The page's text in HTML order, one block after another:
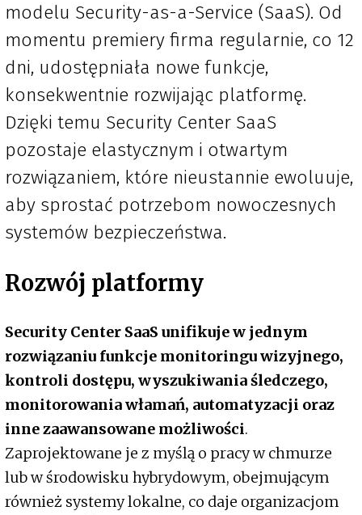
modelu Security-as-a-Service (SaaS). Od
momentu premiery firma regularnie, co 12
dni, udostępniała nowe funkcje,
konsekwentnie rozwijając platformę.
Dzięki temu Security Center SaaS
pozostaje elastycznym i otwartym
rozwiązaniem, które nieustannie ewoluuje,
aby sprostać potrzebom nowoczesnych
systemów bezpieczeństwa.
Rozwój platformy
Security Center SaaS unifikuje w jednym
rozwiązaniu funkcje monitoringu wizyjnego,
kontroli dostępu, wyszukiwania śledczego,
monitorowania włamań, automatyzacji oraz
inne zaawansowane możliwości.
Zaprojektowane je z myślą o pracy w chmurze
lub w środowisku hybrydowym, obejmującym
również systemy lokalne, co daje organizacjom